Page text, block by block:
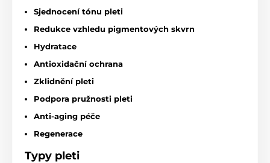
Sjednocení tónu pleti
Redukce vzhledu pigmentových skvrn
Hydratace
Antioxidační ochrana
Zklidnění pleti
Podpora pružnosti pleti
Anti-aging péče
Regenerace
Typy pleti